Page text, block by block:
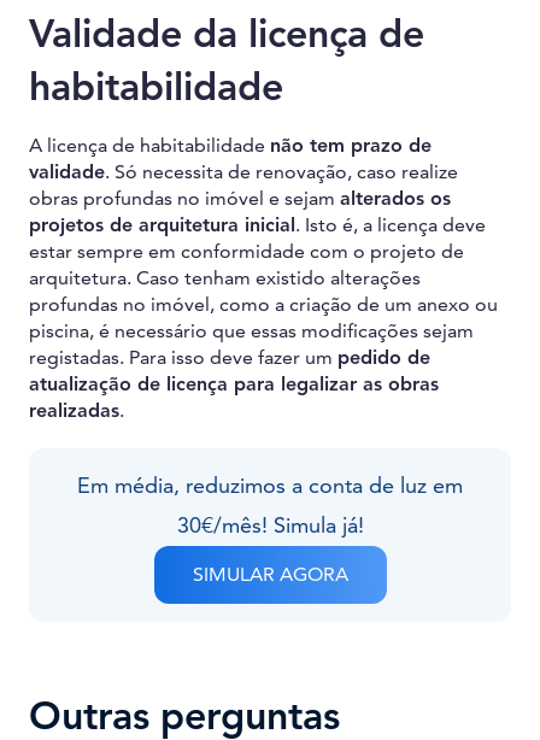
Validade da licença de
habitabilidade
A licença de habitabilidade não tem prazo de
validade. Só necessita de renovação, caso realize
obras profundas no imóvel e sejam alterados os
projetos de arquitetura inicial. Isto é, a licença deve
estar sempre em conformidade com o projeto de
arquitetura. Caso tenham existido alterações
profundas no imóvel, como a criação de um anexo ou
piscina, é necessário que essas modificações sejam
registadas. Para isso deve fazer um pedido de
atualização de licença para legalizar as obras
realizadas.
Em média, reduzimos a conta de luz em
30€/mês! Simula já!
SIMULAR AGORA
Outras perguntas